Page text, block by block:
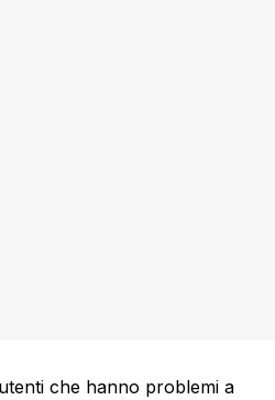
che hanno problemi a